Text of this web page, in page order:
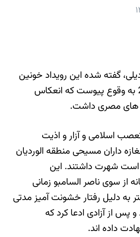
گفته شده این رویداد خونین
در 10 دسامبر 2020 به وقوع پیوست که انعکاس
های مصری داشت.
اسلامی و آزار و اذیت
داران مسیحی منطقه الوردیان
شهرت داشتند. این
از سوی ناصر السامبو زمانی
دلیل رفتار خشونت آمیز مدتی
و پس از آزادی ادعا کرد که
داده اند.